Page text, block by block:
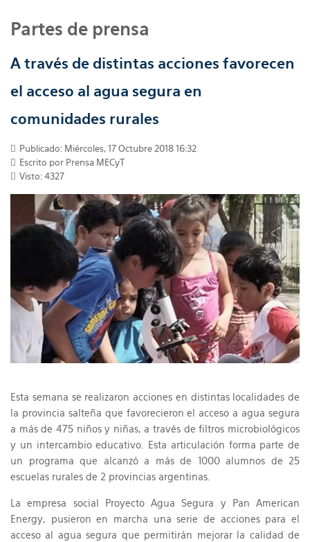
Partes de prensa
A través de distintas acciones favorecen
el acceso al agua segura en
comunidades rurales
Publicado: Miércoles, 17 Octubre 2018 16:32
Escrito por Prensa MECyT
Visto: 4327
Esta semana se realizaron acciones en distintas localidades de
la provincia salteña que favorecieron el acceso a agua segura
a más de 475 niños y niñas, a través de filtros microbiológicos
y un intercambio educativo. Esta articulación forma parte de
un programa que alcanzó a más de 1000 alumnos de 25
escuelas rurales de 2 provincias argentinas.
La empresa social Proyecto Agua Segura y Pan American
Energy, pusieron en marcha una serie de acciones para el
acceso al agua segura que permitirán mejorar la calidad de